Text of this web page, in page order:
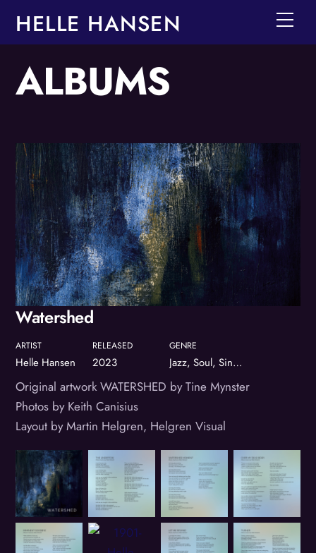
content
HELLE HANSEN
ALBUMS
Album
Watershed
ARTIST
Helle Hansen
RELEASED
2023
GENRE
Jazz, Soul, Singer/Songwriter
Original artwork WATERSHED by Tine Mynster
Photos by Keith Canisius
Layout by Martin Helgren, Helgren Visual